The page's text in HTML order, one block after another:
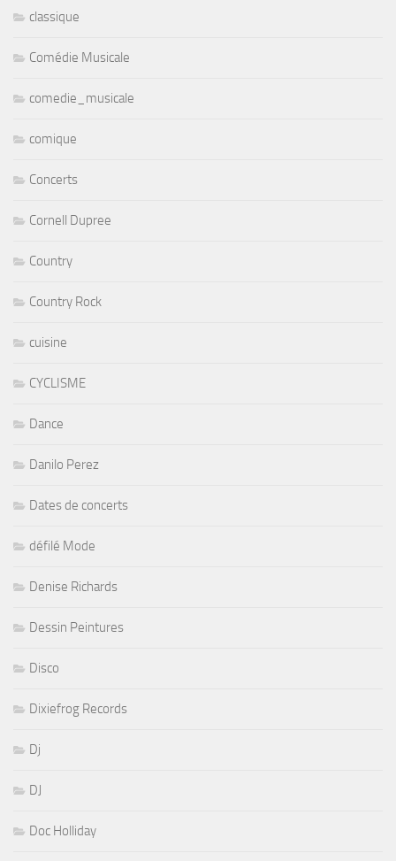
classique
Comédie Musicale
comedie_musicale
comique
Concerts
Cornell Dupree
Country
Country Rock
cuisine
CYCLISME
Dance
Danilo Perez
Dates de concerts
défilé Mode
Denise Richards
Dessin Peintures
Disco
Dixiefrog Records
Dj
DJ
Doc Holliday